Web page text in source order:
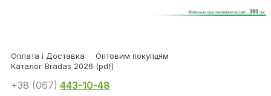
Оплата і Доставка
Оптовим покупцям
Каталог Bradas 2026 (pdf)
+38 (067) 443-10-48